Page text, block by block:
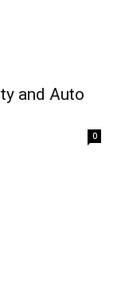
and Auto
0